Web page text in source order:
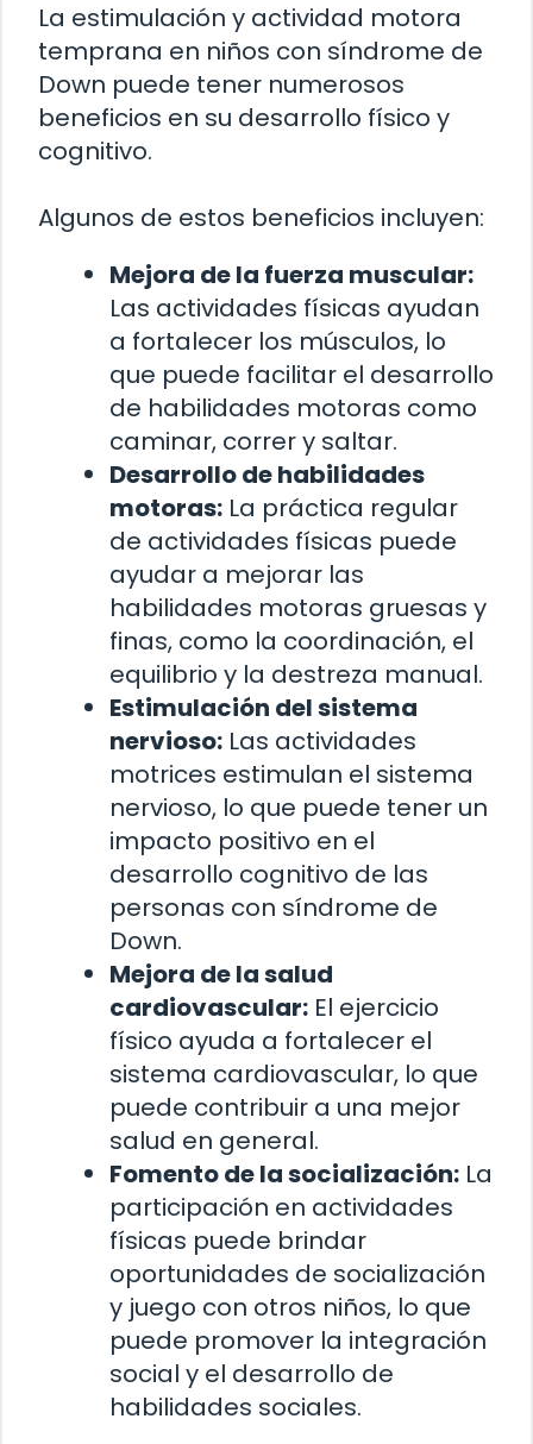
La estimulación y actividad motora
temprana en niños con síndrome de
Down puede tener numerosos
beneficios en su desarrollo físico y
cognitivo.
Algunos de estos beneficios incluyen:
Mejora de la fuerza muscular:
Las actividades físicas ayudan
a fortalecer los músculos, lo
que puede facilitar el desarrollo
de habilidades motoras como
caminar, correr y saltar.
Desarrollo de habilidades
motoras: La práctica regular
de actividades físicas puede
ayudar a mejorar las
habilidades motoras gruesas y
finas, como la coordinación, el
equilibrio y la destreza manual.
Estimulación del sistema
nervioso: Las actividades
motrices estimulan el sistema
nervioso, lo que puede tener un
impacto positivo en el
desarrollo cognitivo de las
personas con síndrome de
Down.
Mejora de la salud
cardiovascular: El ejercicio
físico ayuda a fortalecer el
sistema cardiovascular, lo que
puede contribuir a una mejor
salud en general.
Fomento de la socialización: La
participación en actividades
físicas puede brindar
oportunidades de socialización
y juego con otros niños, lo que
puede promover la integración
social y el desarrollo de
habilidades sociales.